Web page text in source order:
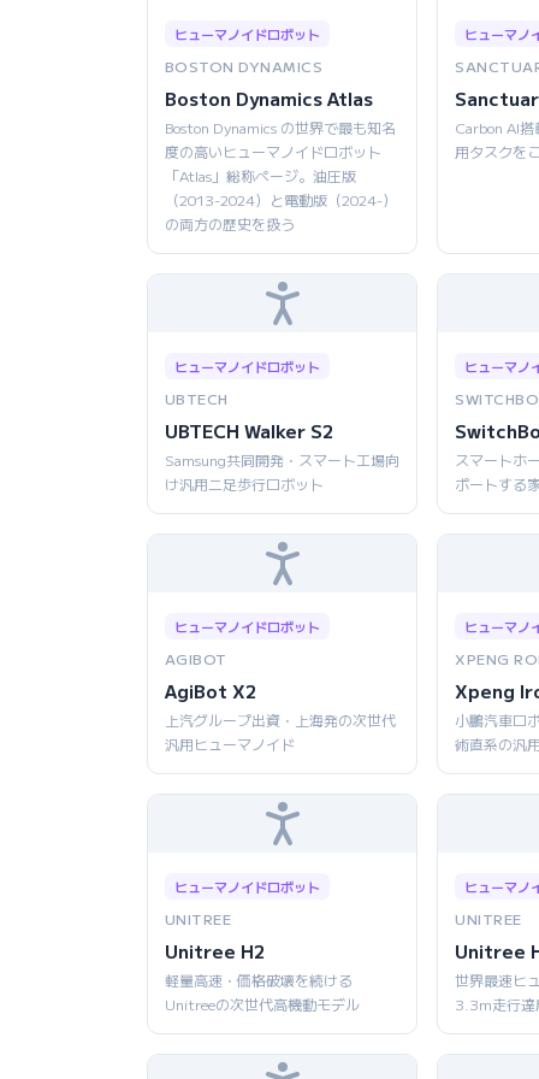
ヒューマノイドロボット
BOSTON DYNAMICS
Boston Dynamics Atlas
Boston Dynamics の世界で最も知名
度の高いヒューマノイドロボット
「Atlas」総称ページ。油圧版
（2013-2024）と電動版（2024-）
の両方の歴史を扱う
ヒューマノ
Carbon AI
用タスクを
ヒューマノイドロボット
UBTECH
UBTECH Walker S2
Samsung共同開発・スマート工場向
け汎用二足歩行ロボット
ヒューマノ
スマートホ
ポートする
ヒューマノイドロボット
AGIBOT
AgiBot X2
上汽グループ出資・上海発の次世代
汎用ヒューマノイド
ヒューマノ
XPENG
Xpeng
小鵬汽車ロ
術直系の汎
ヒューマノイドロボット
UNITREE
Unitree H2
軽量高速・価格破壊を続ける
Unitreeの次世代高機動モデル
ヒューマノ
UNITREE
Unitree
世界最速ヒ
3.3m走行達